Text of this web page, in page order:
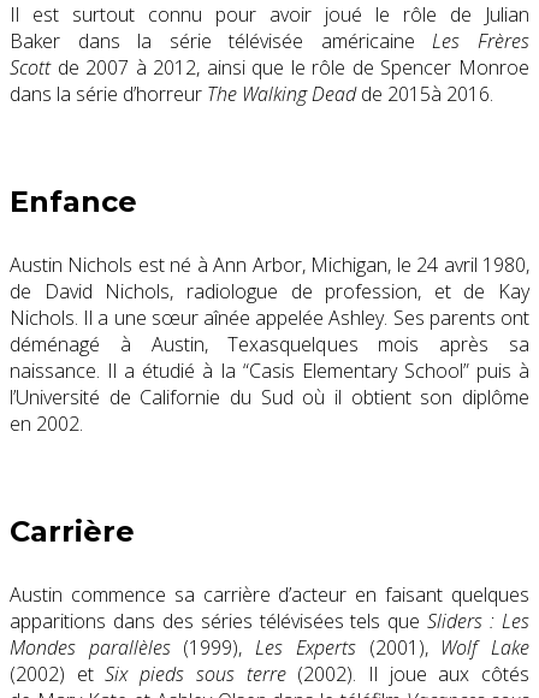
Il est surtout connu pour avoir joué le rôle de Julian
Baker dans la série télévisée américaineLes Frères
Scottde 2007 à 2012, ainsi que le rôle de Spencer Monroe
dans la série d’horreur The Walking Deadde 2015à 2016.
Enfance
Austin Nichols est né à Ann Arbor, Michigan, le 24 avril 1980,
de David Nichols, radiologue de profession, et de Kay
Nichols. Il a une sœur aînée appelée Ashley. Ses parents ont
déménagé à Austin, Texasquelques mois après sa
naissance. Il a étudié à la “Casis Elementary School” puis à
l’Université de Californie du Sud où il obtient son diplôme
en 2002.
Carrière
Austin commence sa carrière d’acteur en faisant quelques
apparitions dans des séries télévisées tels queSliders : Les
Mondes parallèles (1999),Les Experts (2001), Wolf Lake
(2002) etSix pieds sous terre(2002). Il joue aux côtés